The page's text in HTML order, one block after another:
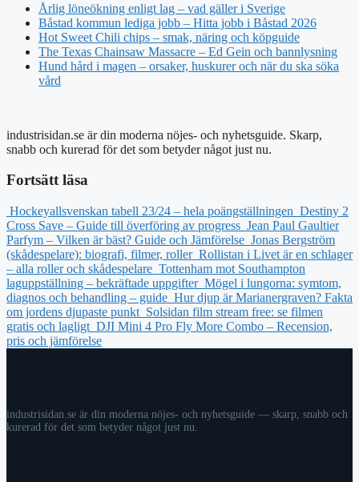
Årlig löneökning enligt lag – vad gäller i Sverige
Båstad kommun lediga jobb – Hitta jobb i Båstad 2026
Hot Sweet Chili chips – smak, näring och köpguide
The Texas Chainsaw Massacre – Ed Gein och bannlysning
Hund hård i magen – orsaker, huskurer och när du ska söka
vård
industrisidan.se är din moderna nöjes- och nyhetsguide. Skarp,
snabb och kurerad för det som betyder något just nu.
Fortsätt läsa
Hockeyallsvenskan tabell 23/24 – hela poängställningen Destiny 2
Cross Save – Guide till överföring av progress Jean Paul Gaultier
Parfym – Vilken är bäst? Guide och Jämförelse Jonas Bergström
(skådespelare): biografi, filmer, roller Rollistan i Livet är en schlager
– alla roller och skådespelare Tottenham mot Southampton
laguppställning – bekräftade uppgifter Mögel i lungorna: symtom,
diagnos och behandling – guide Hur djup är Marianergraven? Fakta
om jordens djupaste punkt Solsidan film stream free: se filmen
gratis och lagligt DJI Mini 4 Pro Fly More Combo – Recension,
pris och jämförelse
industrisidan.se är din moderna nöjes- och nyhetsguide — skarp, snabb och
kurerad för det som betyder något just nu.